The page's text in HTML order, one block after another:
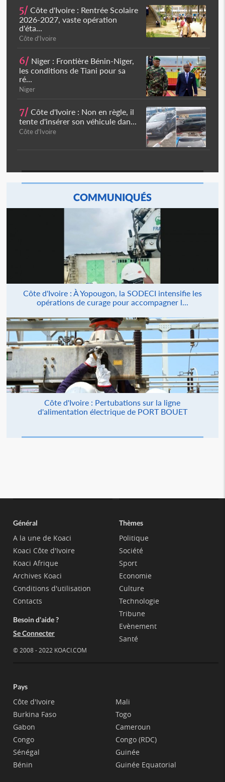
5/ Côte d'Ivoire : Rentrée Scolaire
2026-2027, vaste opération
d'éta...
Côte d'Ivoire
6/ Niger : Frontière Bénin-Niger,
les conditions de Tiani pour sa
ré...
Niger
7/ Côte d'Ivoire : Non en règle, il
tente d'insérer son véhicule dan...
Côte d'Ivoire
COMMUNIQUÉS
Côte d'Ivoire : À Yopougon, la SODECI intensifie les
opérations de curage pour accompagner l...
Côte d'Ivoire : Pertubations sur la ligne
d'alimentation électrique de PORT BOUET
Général
A la une de Koaci
Koaci Côte d'Ivoire
Koaci Afrique
Archives Koaci
Conditions d'utilisation
Contacts
Besoin d'aide ?
Se Connecter
© 2008 - 2022 KOACI.COM
Thèmes
Politique
Société
Sport
Economie
Culture
Technologie
Tribune
Evènement
Santé
Pays
Côte d'Ivoire
Burkina Faso
Gabon
Congo
Sénégal
Bénin
Mali
Togo
Cameroun
Congo (RDC)
Guinée
Guinée Equatorial